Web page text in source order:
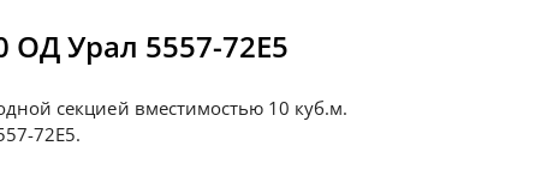
Урал 5557-72Е5
секцией вместимостью 10 куб.м.
72Е5.